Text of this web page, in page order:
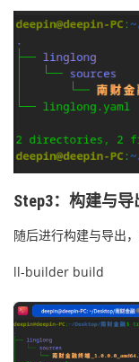
Step3：构建与导
随后进行构建与导出
ll-builder build